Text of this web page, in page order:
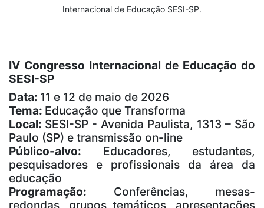
Internacional de Educação SESI-SP.
IV Congresso Internacional de Educação do
SESI-SP
Data: 11 e 12 de maio de 2026
Tema: Educação que Transforma
Local: SESI-SP - Avenida Paulista, 1313 – São
Paulo (SP) e transmissão on-line
Público-alvo: Educadores, estudantes,
pesquisadores e profissionais da área da
educação
Programação: Conferências, mesas-
redondas, grupos temáticos, apresentações